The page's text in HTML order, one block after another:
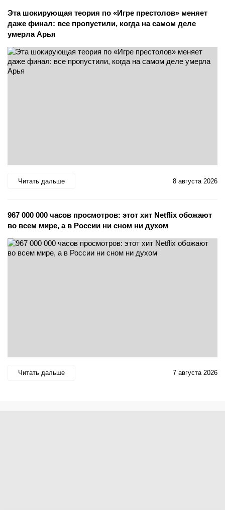
Эта шокирующая теория по «Игре престолов» меняет
даже финал: все пропустили, когда на самом деле
умерла Арья
Читать дальше 8 августа 2026
967 000 000 часов просмотров: этот хит Netflix обожают
во всем мире, а в России ни сном ни духом
Читать дальше 7 августа 2026